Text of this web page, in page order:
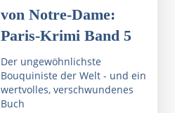
von Notre-Dame:
Paris-Krimi Band 5
Der ungewöhnlichste
Bouquiniste der Welt - und ein
wertvolles, verschwundenes
Buch